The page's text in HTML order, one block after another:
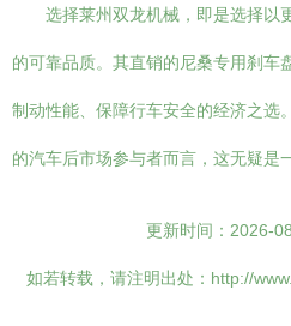
选择莱州双龙机械，即是选择以
的可靠品质。其直销的尼桑专用刹车
制动性能、保障行车安全的经济之选
的汽车后市场参与者而言，这无疑是
更新时间：2026-
如若转载，请注明出处：http://